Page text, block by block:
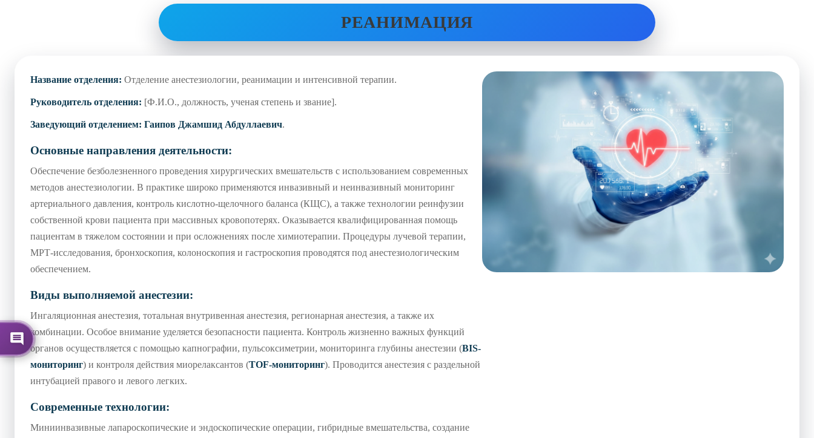
РЕАНИМАЦИЯ
Название отделения: Отделение анестезиологии, реанимации и интенсивной терапии.
Руководитель отделения: [Ф.И.О., должность, ученая степень и звание].
Заведующий отделением: Гаипов Джамшид Абдуллаевич.
Основные направления деятельности:
Обеспечение безболезненного проведения хирургических вмешательств с использованием современных
методов анестезиологии. В практике широко применяются инвазивный и неинвазивный мониторинг
артериального давления, контроль кислотно-щелочного баланса (КЩС), а также технологии реинфузии
собственной крови пациента при массивных кровопотерях. Оказывается квалифицированная помощь
пациентам в тяжелом состоянии и при осложнениях после химиотерапии. Процедуры лучевой терапии,
МРТ-исследования, бронхоскопия, колоноскопия и гастроскопия проводятся под анестезиологическим
обеспечением.
Виды выполняемой анестезии:
Ингаляционная анестезия, тотальная внутривенная анестезия, регионарная анестезия, а также их
комбинации. Особое внимание уделяется безопасности пациента. Контроль жизненно важных функций
органов осуществляется с помощью капнографии, пульсоксиметрии, мониторинга глубины анестезии (BIS-
мониторинг) и контроля действия миорелаксантов (TOF-мониторинг). Проводится анестезия с раздельной
интубацией правого и левого легких.
Современные технологии:
Миниинвазивные лапароскопические и эндоскопические операции, гибридные вмешательства, создание